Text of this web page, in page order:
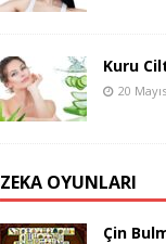
Kuru
20
ZEKA OYUNLARI
Çin